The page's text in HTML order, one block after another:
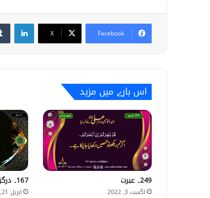
Facebook
X
اس بارے میں مزید
249۔ عبرت
اگست 3, 2022
167۔ درگزر
اپریل 21, 2022